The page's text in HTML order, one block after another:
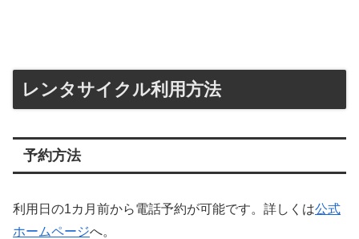
レンタサイクル利用方法
予約方法
利用日の1カ月前から電話予約が可能です。詳しくは公式
ホームページへ。